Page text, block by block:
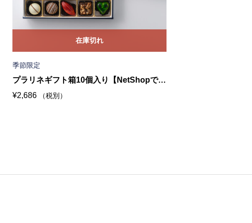
季節限定
プラリネギフト箱10個入り【NetShopでの
販売は終了いたしました】
¥2,686 （税別）
在庫切れ